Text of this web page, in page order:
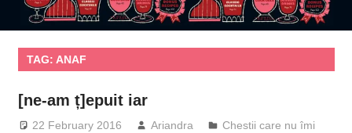
TAG: ANAF
[ne-am ț]epuit iar
22 February 2016 Ariandra
Chestii care nu îmi